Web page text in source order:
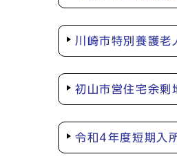
川崎市特別養護老
初山市営住宅余剰
令和4年度短期入